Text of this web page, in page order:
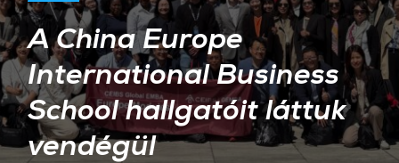
A China Europe
International Business
School hallgatóit láttuk
vendégül